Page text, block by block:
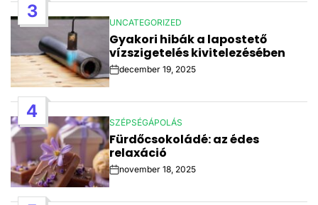
3
POSTED
IN
UNCATEGORIZED
Gyakori hibák a lapostető
vízszigetelés kivitelezésében
Post
Date
december 19, 2025
4
POSTED
IN
SZÉPSÉGÁPOLÁS
Fürdőcsokoládé: az édes
relaxáció
Post
Date
november 18, 2025